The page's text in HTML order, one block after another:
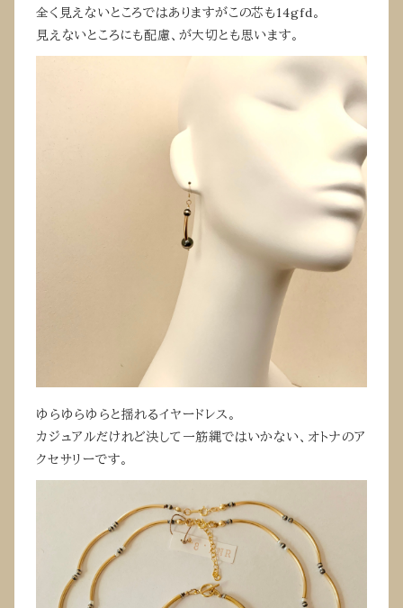
全く見えないところではありますがこの芯も14gfd。
見えないところにも配慮、が大切とも思います。
ゆらゆらゆらと揺れるイヤードレス。
カジュアルだけれど決して一筋縄ではいかない、オトナのア
クセサリーです。